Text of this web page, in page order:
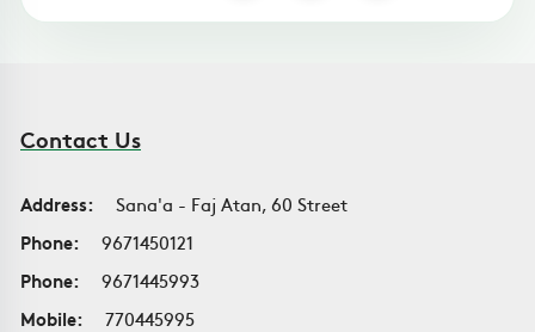
Contact Us
Address:
Sana'a - Faj Atan, 60 Street
Phone:
9671450121
Phone:
9671445993
Mobile:
770445995